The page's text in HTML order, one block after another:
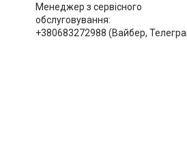
Менеджер з сервісного
обслуговування
+380683272988 (Вайбер,